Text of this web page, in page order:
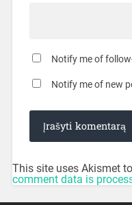
Notify me of
Notify me of new
This site uses Akismet
comment data is